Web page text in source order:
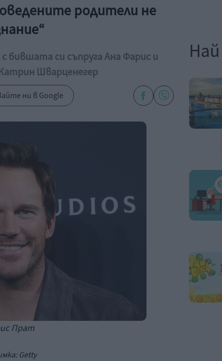
родители не
бившата си съпруга Ана Фарис и
Шварценегер
ни в Google
Прат
Getty